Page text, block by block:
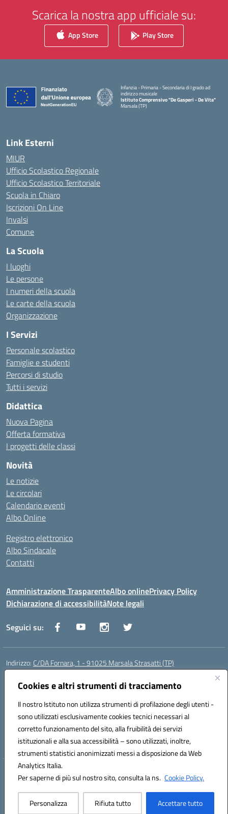
Cookies e altri strumenti di tracciamento
Il nostro Istituto non utilizza strumenti di profilazione degli utenti -
sono utilizzati esclusivamente cookies tecnici necessari al
corretto funzionamento del sito, alla fruibilità dei servizi
istituzionali e alla sua accessibilità – sono utilizzati, inoltre,
strumenti statistici anonimizzati messi a disposizione da Web
Analytics Italia.
Per saperne di più sul nostro sito, consulta la ns. Cookie Policy.
Personalizza Rifiuta tutto Accettare tutto
Scarica la nostra app ufficiale su:
App Store Play Store
Infanzia - Primaria - Secondaria di I grado ad
indirizzo musicale
Istituto Comprensivo "De Gasperi - De Vita"
Marsala (TP)
Link Esterni
MIUR
Ufficio Scolastico Regionale
Ufficio Scolastico Territoriale
Scuola in Chiaro
Iscrizioni On Line
Invalsi
Comune
La Scuola
I luoghi
Le persone
I numeri della scuola
Le carte della scuola
Organizzazione
I Servizi
Personale scolastico
Famiglie e studenti
Percorsi di studio
Tutti i servizi
Didattica
Nuova Pagina
Offerta formativa
I progetti delle classi
Novità
Le notizie
Le circolari
Calendario eventi
Albo Online
Registro elettronico
Albo Sindacale
Contatti
Amministrazione TrasparenteAlbo onlinePrivacy Policy
Dichiarazione di accessibilitàNote legali
Seguici su:
Indirizzo: C/DA Fornara, 1 - 91025 Marsala Strasatti (TP)
Centralino:
Posta elettronica certificata (PEC):tpic81600v@pec.istruzione.it
Codice fiscale: 82006360810
Codice meccanografico:TPIC81600V
Codice Indice delle Pubbliche Amministrazioni (IPA): istsc_tpic81600v
Codice unico di fatturazione (CUF): UFODYY
Hosting & Powered by 3D Solution S.r.l.
Concept & Design by Designers Italia